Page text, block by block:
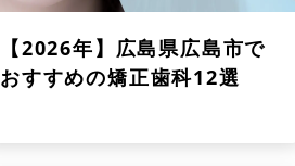
【2026年】 広島県広島市で
おすすめの矯正歯科12選